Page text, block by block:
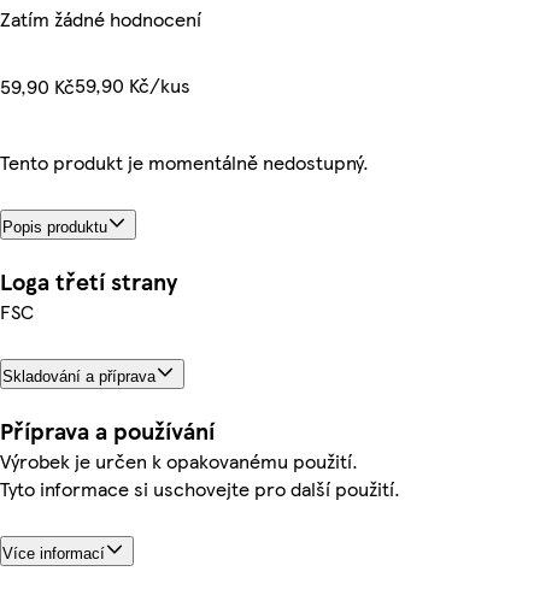
Zatím žádné hodnocení
59,90 Kč59,90 Kč/kus
Tento produkt je momentálně nedostupný.
Popis produktu
Loga třetí strany
FSC
Skladování a příprava
Příprava a používání
Výrobek je určen k opakovanému použití.
Tyto informace si uschovejte pro další použití.
Více informací